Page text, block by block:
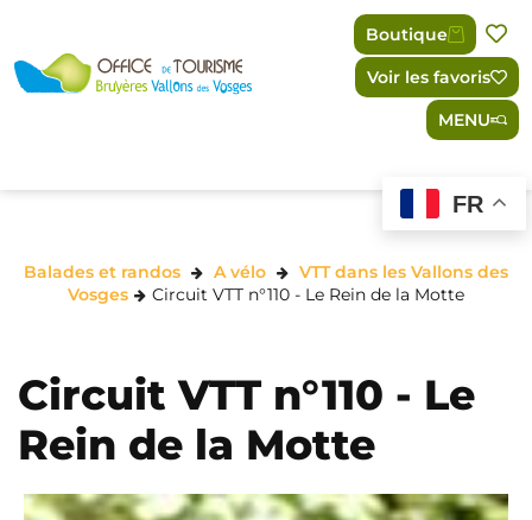
Boutique
Voir les favoris
MENU
FR
Balades et randos A vélo
VTT dans les Vallons des
Vosges
Circuit VTT n°110 - Le Rein de la Motte
Circuit VTT n°110 - Le
Rein de la Motte